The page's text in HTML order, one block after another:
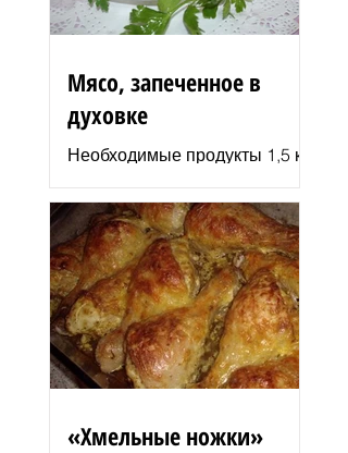
Мясо, запеченное в
духовке
Необходимые продукты 1,5 кг
паприка смесь сухих
итальянских трав черный
молотый перец 2–3 ст. л.
растительного...
«Хмельные ножки»